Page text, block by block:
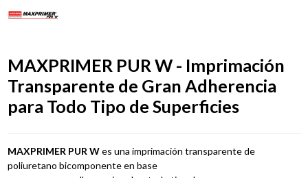
MAXPRIMER PUR W - Imprimación
Transparente de Gran Adherencia
para Todo Tipo de Superficies
MAXPRIMER PUR W es una imprimación transparente de
poliuretano bicomponente en base